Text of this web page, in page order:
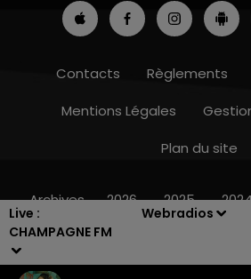
Live :
CHAMPAGNE FM
Webradios
7h00 - 12h00
Contacts Règlements
Mentions Légales
Plan du site
Archives 2026 2025